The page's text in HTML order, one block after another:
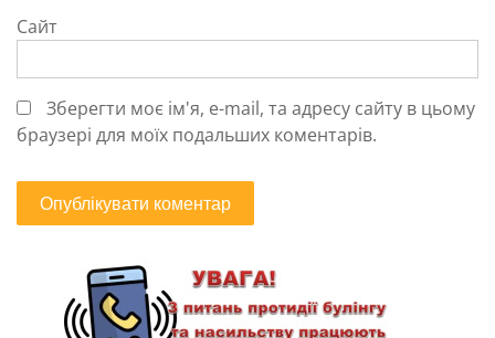
Сайт
Зберегти моє ім'я, e-mail, та адресу сайту в цьому
браузері для моїх подальших коментарів.